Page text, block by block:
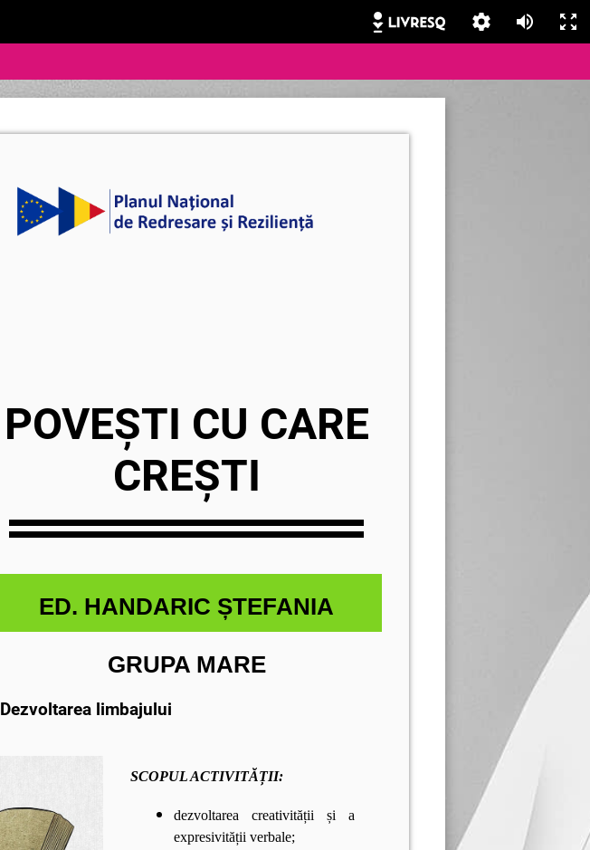
POVEȘTI CU CARE
CREȘTI
ED. HANDARIC ȘTEFANIA
GRUPA MARE
Dezvoltarea limbajului
SCOPUL ACTIVITĂȚII:
dezvoltarea creativității și a
expresivității verbale;